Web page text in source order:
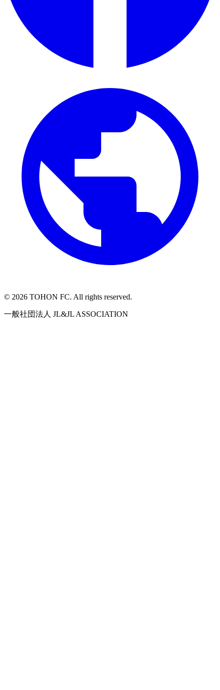
© 2026 TOHON FC. All rights reserved.
一般社団法人 JL&JL ASSOCIATION